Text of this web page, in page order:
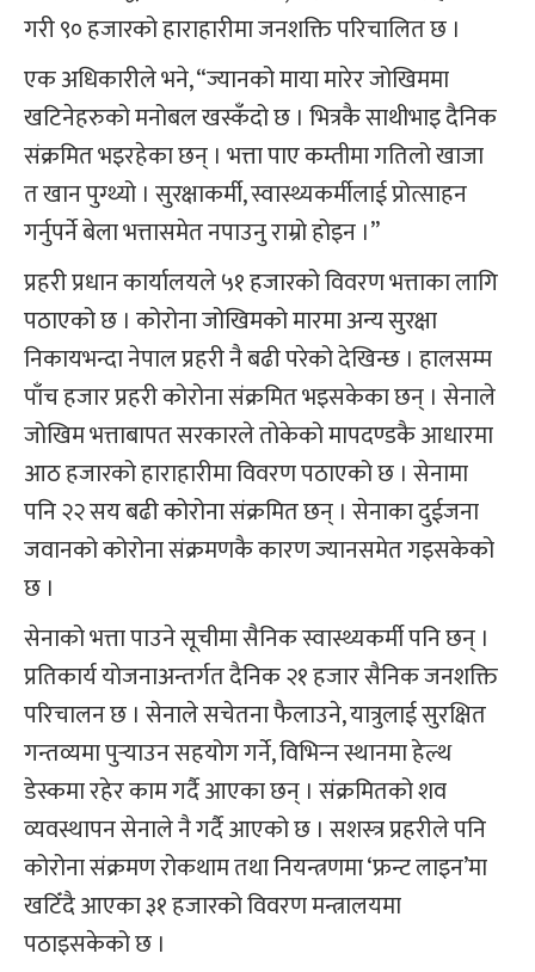
गरी ९० हजारको हाराहारीमा जनशक्ति परिचालित छ ।
एक अधिकारीले भने, “ज्यानको माया मारेर जोखिममा
खटिनेहरुको मनोबल खस्कँदो छ । भित्रकै साथीभाइ दैनिक
संक्रमित भइरहेका छन् । भत्ता पाए कम्तीमा गतिलो खाजा
त खान पुग्थ्यो । सुरक्षाकर्मी, स्वास्थ्यकर्मीलाई प्रोत्साहन
गर्नुपर्ने बेला भत्तासमेत नपाउनु राम्रो होइन ।”
प्रहरी प्रधान कार्यालयले ५१ हजारको विवरण भत्ताका लागि
पठाएको छ । कोरोना जोखिमको मारमा अन्य सुरक्षा
निकायभन्दा नेपाल प्रहरी नै बढी परेको देखिन्छ । हालसम्म
पाँच हजार प्रहरी कोरोना संक्रमित भइसकेका छन् । सेनाले
जोखिम भत्ताबापत सरकारले तोकेको मापदण्डकै आधारमा
आठ हजारको हाराहारीमा विवरण पठाएको छ । सेनामा
पनि २२ सय बढी कोरोना संक्रमित छन् । सेनाका दुईजना
जवानको कोरोना संक्रमणकै कारण ज्यानसमेत गइसकेको
छ ।
सेनाको भत्ता पाउने सूचीमा सैनिक स्वास्थ्यकर्मी पनि छन् ।
प्रतिकार्य योजनाअन्तर्गत दैनिक २१ हजार सैनिक जनशक्ति
परिचालन छ । सेनाले सचेतना फैलाउने, यात्रुलाई सुरक्षित
गन्तव्यमा पुर्‍याउन सहयोग गर्ने, विभिन्‍न स्थानमा हेल्थ
डेस्कमा रहेर काम गर्दै आएका छन् । संक्रमितको शव
व्यवस्थापन सेनाले नै गर्दै आएको छ । सशस्‍त्र प्रहरीले पनि
कोरोना संक्रमण रोकथाम तथा नियन्त्रणमा ‘फ्रन्ट लाइन’मा
खटिँदै आएका ३१ हजारको विवरण मन्त्रालयमा
पठाइसकेको छ ।